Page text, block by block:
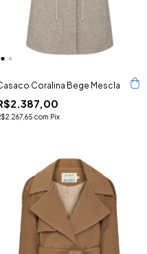
Coralina Bege Mescla
com Pix